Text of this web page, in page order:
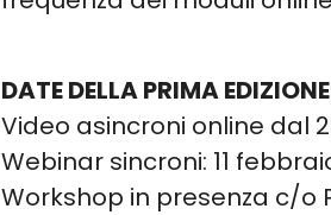
DATE DELLA PRIMA
Video asincroni online dal
Webinar sincroni: 11
Workshop in presenza c/o